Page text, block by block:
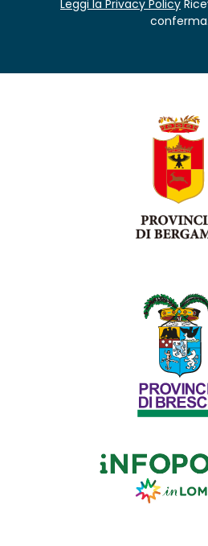
Leggi la Privacy Policy
conferma.